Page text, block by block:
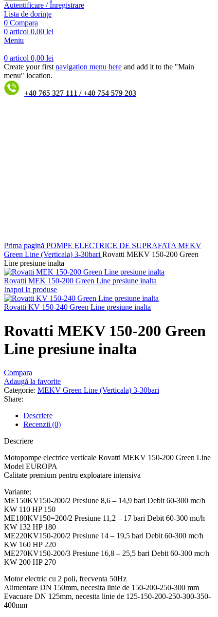
Autentificare / Înregistrare
Lista de dorințe
0 Compara
0 articol 0,00 lei
Meniu
0 articol 0,00 lei
Create your first navigation menu here and add it to the "Main
menu" location.
+40 765 327 111 / +40 754 579 203
Prima pagină POMPE ELECTRICE DE SUPRAFATA MEKV
Green Line (Verticala) 3-30bari Rovatti MEKV 150-200 Green
Line presiune inalta
Rovatti MEK 150-200 Green Line presiune inalta
Inapoi la produse
Rovatti KV 150-240 Green Line presiune inalta
Rovatti MEKV 150-200 Green
Line presiune inalta
Compara
Adaugă la favorite
Categorie: MEKV Green Line (Verticala) 3-30bari
Share:
Descriere
Recenzii (0)
Descriere
Motopompe electrice verticale Rovatti MEKV 150-200 Green Line
Model EUROPA
Calitate premium pentru exploatare intensiva
Variante:
ME150KV150-200/2 Presiune 8,6 – 14,9 bari Debit 60-300 mc/h
KW 110 HP 150
ME180KV150=200/2 Presiune 11,2 – 17 bari Debit 60-300 mc/h
KW 132 HP 180
ME220KV150-200/2 Presiune 14 – 19,5 bari Debit 60-300 mc/h
KW 160 HP 220
ME270KV150-200/3 Presiune 16,8 – 25,5 bari Debit 60-300 mc/h
KW 200 HP 270
Motor electric cu 2 poli, frecventa 50Hz
Alimentare DN 150mm, necesita linie de 150-200-250-300 mm
Evacuare DN 125mm, necesita linie de 125-150-200-250-300-350-
400mm